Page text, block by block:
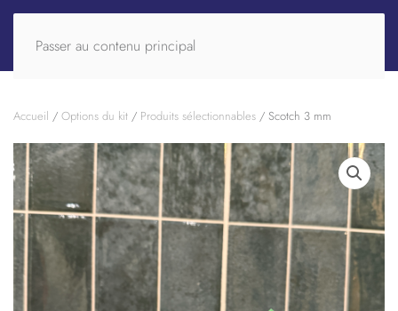
Passer au contenu principal
Accueil / Options du kit / Produits sélectionnables / Scotch 3 mm